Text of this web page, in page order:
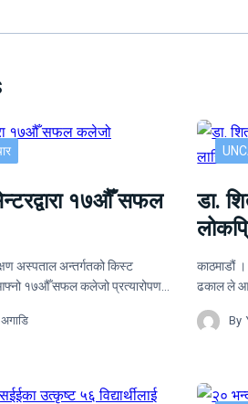
१७औँ सफल
अस्पताल अन्तर्गतको किस्ट
१७औँ सफल कलेजो प्रत्यारोपण…
अगाडि
डा.
काठमाडौं
ढकाल ले
By